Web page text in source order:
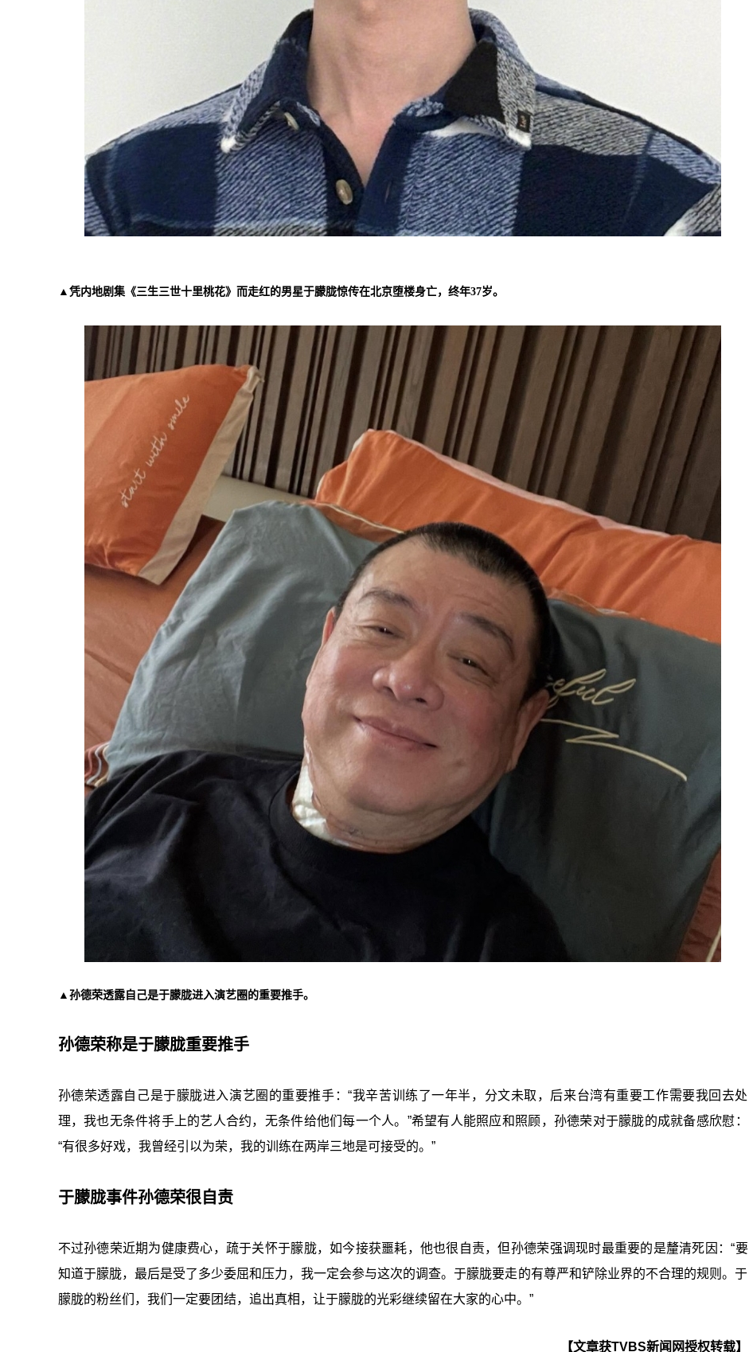
▲凭内地剧集《三生三世十里桃花》而走红的男星于朦胧惊传在北京堕楼身亡，终年37岁。
▲孙德荣透露自己是于朦胧进入演艺圈的重要推手。
孙德荣称是于朦胧重要推手
孙德荣透露自己是于朦胧进入演艺圈的重要推手：“我辛苦训练了一年半，分文未取，后来台湾有重要工作需要我回去处
理，我也无条件将手上的艺人合约，无条件给他们每一个人。”希望有人能照应和照顾，孙德荣对于朦胧的成就备感欣慰：
“有很多好戏，我曾经引以为荣，我的训练在两岸三地是可接受的。”
于朦胧事件孙德荣很自责
不过孙德荣近期为健康费心，疏于关怀于朦胧，如今接获噩耗，他也很自责，但孙德荣强调现时最重要的是釐清死因：“要
知道于朦胧，最后是受了多少委屈和压力，我一定会参与这次的调查。于朦胧要走的有尊严和铲除业界的不合理的规则。于
朦胧的粉丝们，我们一定要团结，追出真相，让于朦胧的光彩继续留在大家的心中。”
【文章获TVBS新闻网授权转载】